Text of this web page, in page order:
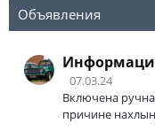
Объявления
07.03.24
Включена
причине